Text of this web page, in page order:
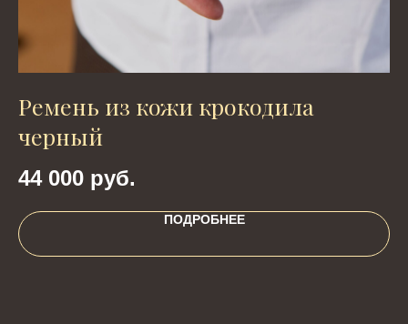
Ремень из кожи крокодила
черный
44 000 руб.
ПОДРОБНЕЕ